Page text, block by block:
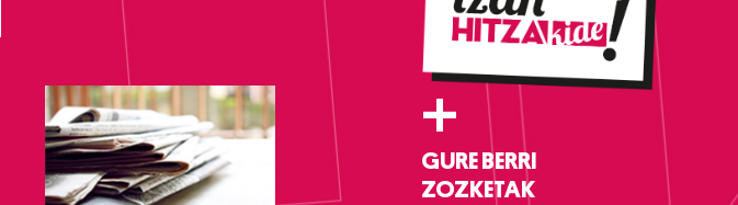
+
GURE BERRI
ZOZKETAK